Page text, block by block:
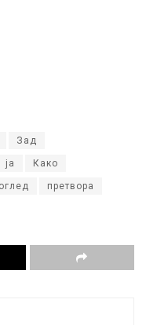
Зад
ја Како
претвора